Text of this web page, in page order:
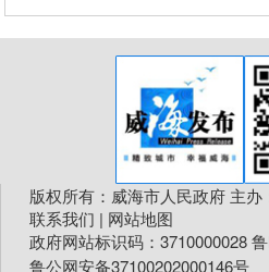
版权所有：威海市人民政府 主
联系我们 | 网站地图
政府网站标识码：3710000028
鲁公网安备37100202000146号